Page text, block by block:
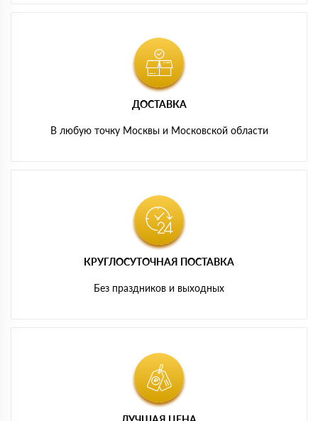
ДОСТАВКА
В любую точку Москвы и Московской области
КРУГЛОСУТОЧНАЯ ПОСТАВКА
Без праздников и выходных